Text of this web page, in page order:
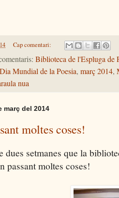
Cap comentari:
Biblioteca de l'Espluga de
Dia Mundial de la Poesia, març 2014,
nua
març del 2014
moltes coses!
dues setmanes que la
passant moltes coses!